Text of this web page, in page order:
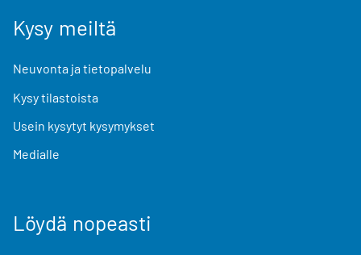
Kysy meiltä
Neuvonta ja tietopalvelu
Kysy tilastoista
Usein kysytyt kysymykset
Medialle
Löydä nopeasti